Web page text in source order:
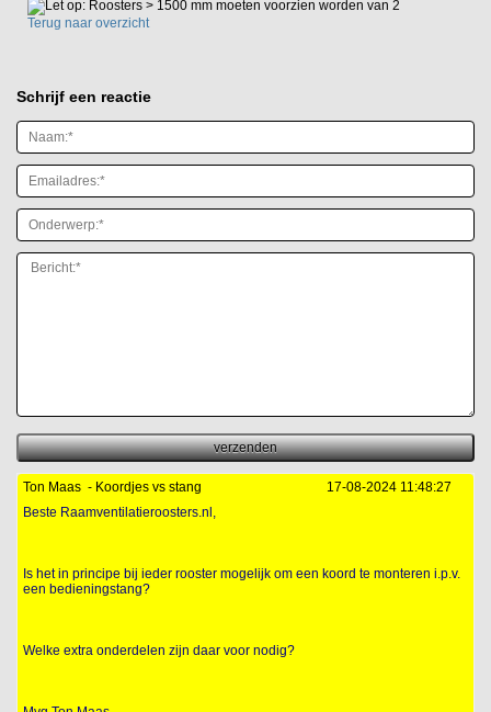
Terug naar overzicht
Schrijf een reactie
Ton Maas - Koordjes vs stang
17-08-2024 11:48:27
Beste Raamventilatieroosters.nl,
Is het in principe bij ieder rooster mogelijk om een koord te monteren i.p.v.
een bedieningstang?
Welke extra onderdelen zijn daar voor nodig?